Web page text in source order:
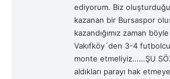
ediyorum. Biz
kazanan bir Bursaspor
kazandığımız zaman
Vakıfköy´den 3-4
monte etmeliyiz……ŞU
aldıkları parayı hak